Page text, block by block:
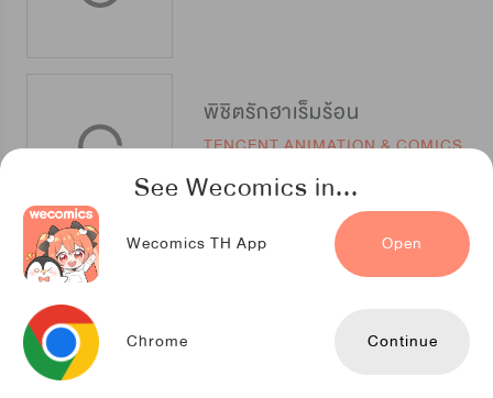
See Wecomics in...
Wecomics TH App Open
Chrome Continue
พิชิตรักฮาเร็มร้อน
TENCENT ANIMATION & COMICS
เกิดใหม่เป็นลูกเทพ พลังเมพอย่าบอกใคร